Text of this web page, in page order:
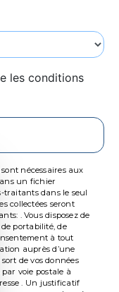
le
les conditions
nécessaires aux
un fichier
traitants dans le seul
collectées seront
. Vous disposez de
de portabilité, de
à tout
auprès d’une
de vos données
par voie postale à
. Un justificatif